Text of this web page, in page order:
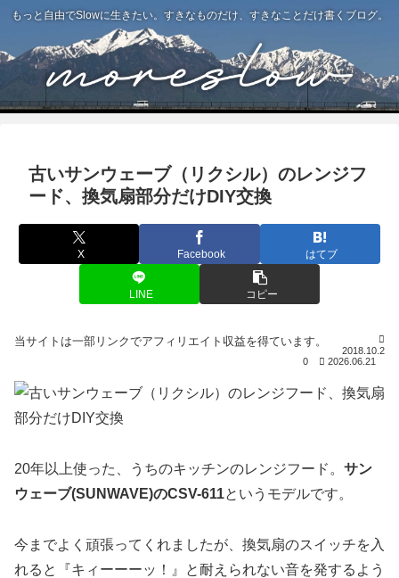
もっと自由でSlowに生きたい。すきなものだけ、すきなことだけ書くブログ。
古いサンウェーブ（リクシル）のレンジフ
ード、換気扇部分だけDIY交換
X Facebook はてブ
LINE コピー
2018.10.2
0
2026.06.21
20年以上使った、うちのキッチンのレンジフード。 サン
ウェーブ(SUNWAVE)のCSV-611というモデルです。
今までよく頑張ってくれましたが、換気扇のスイッチを入
れると『キィーーーッ！』と耐えられない音を発するよう